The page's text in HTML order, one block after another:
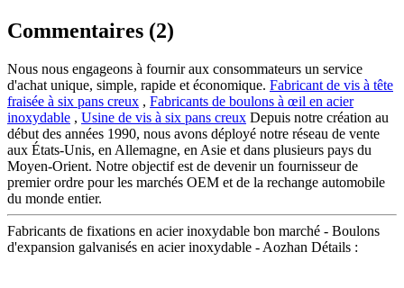
Commentaires (2)
Nous nous engageons à fournir aux consommateurs un service
d'achat unique, simple, rapide et économique. Fabricant de vis à tête
fraisée à six pans creux , Fabricants de boulons à œil en acier
inoxydable , Usine de vis à six pans creux Depuis notre création au
début des années 1990, nous avons déployé notre réseau de vente
aux États-Unis, en Allemagne, en Asie et dans plusieurs pays du
Moyen-Orient. Notre objectif est de devenir un fournisseur de
premier ordre pour les marchés OEM et de la rechange automobile
du monde entier.
Fabricants de fixations en acier inoxydable bon marché - Boulons
d'expansion galvanisés en acier inoxydable - Aozhan Détails :